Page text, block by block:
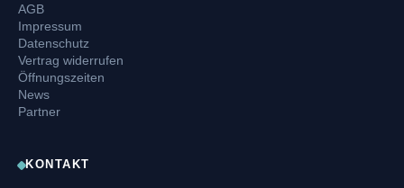
AGB
Impressum
Datenschutz
Vertrag widerrufen
Öffnungszeiten
News
Partner
KONTAKT